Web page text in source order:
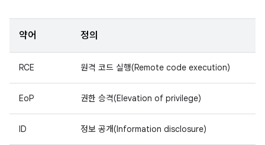
약어 정의
RCE 원격 코드 실행(Remote code execution)
EoP 권한 승격(Elevation of privilege)
ID 정보 공개(Information disclosure)